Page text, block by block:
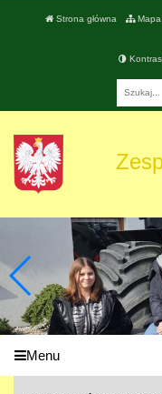
Strona główna Mapa
Menu